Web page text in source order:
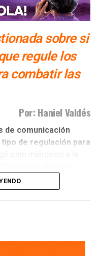
sobre si
regule los
combatir las
Por: Haniel Valdés
de comunicación
de regulación para
ejercen el
a la verdad.
regulación de los